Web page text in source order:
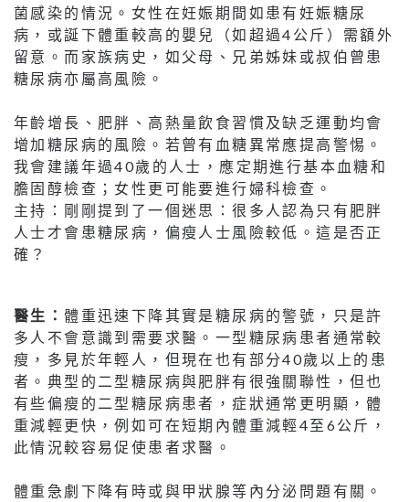
菌感染的情況。女性在妊娠期間如患有妊娠糖尿
病，或誕下體重較高的嬰兒（如超過4公斤）需額外
留意。而家族病史，如父母、兄弟姊妹或叔伯曾患
糖尿病亦屬高風險。
年齡增長、肥胖、高熱量飲食習慣及缺乏運動均會
增加糖尿病的風險。若曾有血糖異常應提高警惕。
我會建議年過40歲的人士，應定期進行基本血糖和
膽固醇檢查；女性更可能要進行婦科檢查。
主持：剛剛提到了一個迷思：很多人認為只有肥胖
人士才會患糖尿病，偏瘦人士風險較低。這是否正
確？
醫生： 體重迅速下降其實是糖尿病的警號，只是許
多人不會意識到需要求醫。一型糖尿病患者通常較
瘦，多見於年輕人，但現在也有部分40歲以上的患
者。典型的二型糖尿病與肥胖有很強關聯性，但也
有些偏瘦的二型糖尿病患者，症狀通常更明顯，體
重減輕更快，例如可在短期內體重減輕4至6公斤，
此情況較容易促使患者求醫。
體重急劇下降有時或與甲狀腺等內分泌問題有關。